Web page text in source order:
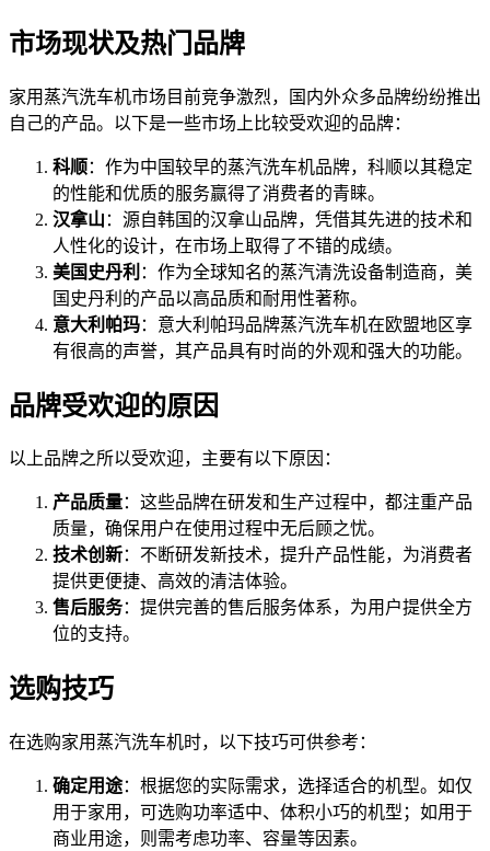
市场现状及热门品牌
家用蒸汽洗车机市场目前竞争激烈，国内外众多品牌纷纷推出
自己的产品。以下是一些市场上比较受欢迎的品牌：
科顺：作为中国较早的蒸汽洗车机品牌，科顺以其稳定
的性能和优质的服务赢得了消费者的青睐。
汉拿山 ：源自韩国的汉拿山品牌，凭借其先进的技术和
人性化的设计，在市场上取得了不错的成绩。
美国史丹利 ：作为全球知名的蒸汽清洗设备制造商，美
国史丹利的产品以高品质和耐用性著称。
意大利帕玛：意大利帕玛品牌蒸汽洗车机在欧盟地区享
有很高的声誉，其产品具有时尚的外观和强大的功能。
品牌受欢迎的原因
以上品牌之所以受欢迎，主要有以下原因：
产品质量：这些品牌在研发和生产过程中，都注重产品
质量，确保用户在使用过程中无后顾之忧。
技术创新：不断研发新技术，提升产品性能，为消费者
提供更便捷、高效的清洁体验。
售后服务：提供完善的售后服务体系，为用户提供全方
位的支持。
选购技巧
在选购家用蒸汽洗车机时，以下技巧可供参考：
确定用途：根据您的实际需求，选择适合的机型。如仅
用于家用，可选购功率适中、体积小巧的机型；如用于
商业用途，则需考虑功率、容量等因素。